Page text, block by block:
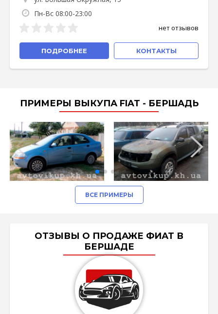
Пн-Вс 08:00-23:00
нет отзывов
ПОДРОБНЕЕ КОНТАКТЫ
ПРИМЕРЫ ВЫКУПА FIAT - БЕРШАДЬ
ВСЕ ПРИМЕРЫ
ОТЗЫВЫ О ПРОДАЖЕ ФИАТ В
БЕРШАДЕ